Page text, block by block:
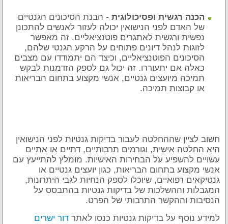
הכנה רגשית ופסיכולוגית - הבנת הסיכונים הגנטיים
של האדם לפני הנישואין יכולה לעזור לאנשים להתכונן
נפשית ורגשית לאתגרים פוטנציאליים. זה מאפשר
לזוגות לנהל דיונים פתוחים על הרקע הגנטי שלהם,
הסיכונים הפוטנציאליים, וכיצד הם יתמודדו עם מצבים
כאלה אם יתעוררו. זה יכול גם לספק הזדמנות לבקש
תמיכה מיועצים גנטיים, אנשי מקצוע בתחום הבריאות
או קבוצות תמיכה.
חשוב לציין שההחלטה לעבור בדיקות גנטיות לפני הנישואין
היא החלטה אישית, וגורמים תרבותיים, דתיים או אתיים
עשויים להשפיע על הבחירות האישיות. מומלץ להתייעץ עם
אנשי מקצוע בתחום הבריאות, כגון יועצים גנטיים או
גנטיקאים רפואיים, שיוכלו לספק הנחיות לגבי היתרונות,
המגבלות וההשלכות של בדיקות גנטיות בהתבסס על
הנסיבות וההקשר התרבותי של הפרט.
למידע נוסף על בדיקות גנטיות כנסו לאתר דור ישרים